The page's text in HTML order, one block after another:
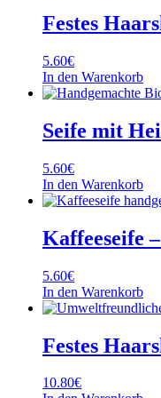
Festes
5.60€
In den Warenkorb
Seife mit
5.60€
In den Warenkorb
Kaffeeseife
5.60€
In den Warenkorb
Festes
10.80€